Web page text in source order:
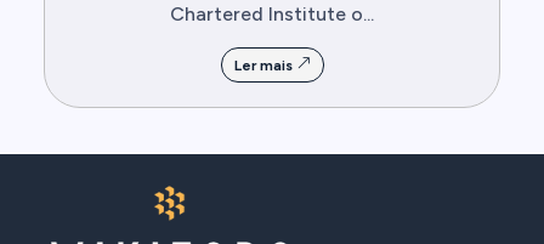
Chartered Institute o...
Ler mais